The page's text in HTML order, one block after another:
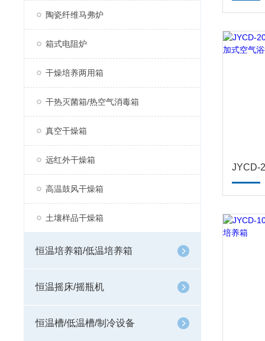
陶瓷纤维马弗炉
箱式电阻炉
干燥培养两用箱
干热灭菌箱/热空气消毒箱
真空干燥箱
远红外干燥箱
高温鼓风干燥箱
土壤样品干燥箱
恒温培养箱/低温培养箱
恒温摇床/摇瓶机
恒温槽/低温槽/制冷设备